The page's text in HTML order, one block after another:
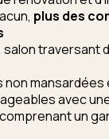
plus des
traversant
mansardées
avec
un